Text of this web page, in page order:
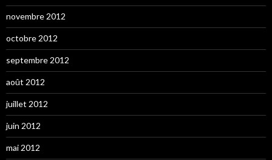
novembre 2012
octobre 2012
septembre 2012
août 2012
juillet 2012
juin 2012
mai 2012